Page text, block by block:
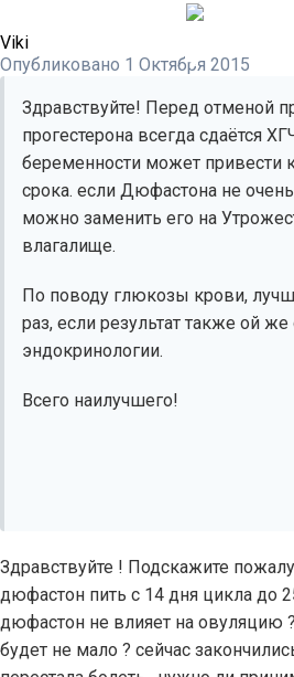
Viki
Опубликовано 1 Октября 2015
Здравствуйте! Перед отменой
прогестерона всегда сдаётся
беременности может
срока. если Дюфастона не
можно заменить его на
влагалище.
По поводу глюкозы крови,
раз, если результат также ой же
эндокринологии.
Всего наилучшего!
Здравствуйте ! Подскажите
дюфастон пить с 14 дня цикла до
дюфастон не влияет на овуляцию
будет не мало ? сейчас